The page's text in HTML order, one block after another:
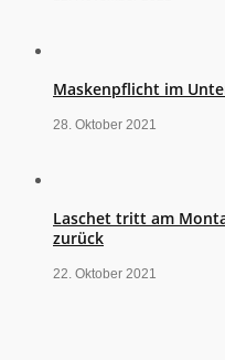
Maskenpflicht im
28. Oktober 2021
Laschet tritt am
zurück
22. Oktober 2021